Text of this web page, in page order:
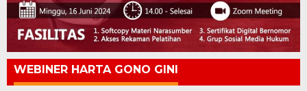
WEBINER HARTA GONO GINI